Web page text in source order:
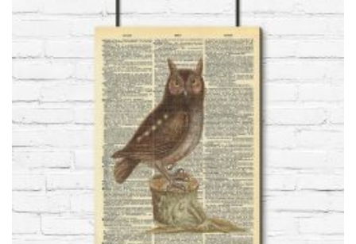
wariantów.
Opcje
można
wybrać
na
stronie
produktu